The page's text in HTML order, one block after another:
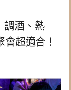
調酒、熱
超適合！